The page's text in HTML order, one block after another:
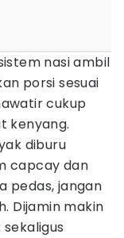
nasi ambil
porsi sesuai
cukup
kenyang.
diburu
capcay dan
pedas, jangan
Dijamin makin